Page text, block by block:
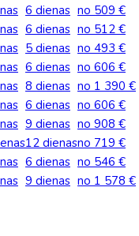
6 dienas no 509 €
6 dienas no 512 €
5 dienas no 493 €
6 dienas no 606 €
8 dienas no 1 390 €
6 dienas no 606 €
9 dienas no 908 €
12 dienasno 719 €
6 dienas no 546 €
9 dienas no 1 578 €